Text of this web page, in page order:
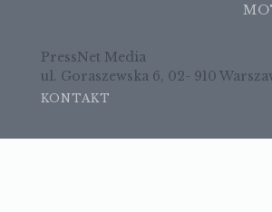
PressNet Media
ul. Goraszewska 6, 02- 910
KONTAKT